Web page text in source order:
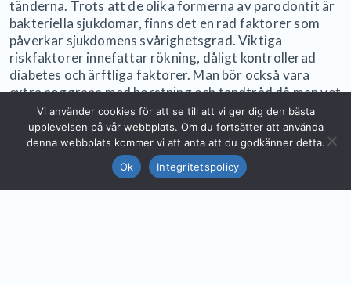
tänderna. Trots att de olika formerna av parodontit är
bakteriella sjukdomar, finns det en rad faktorer som
påverkar sjukdomens svårighetsgrad. Viktiga
riskfaktorer innefattar rökning, dåligt kontrollerad
diabetes och ärftliga faktorer. Man bör också vara
extra noggrann med borstning och tandtråd då man vet
att någon i familjen lider av parodontit. För att undvika
parodontit skall man dagligen borsta tänderna och
använda tandtråd. Endast borstning räcker inte
eftersom plack och tandsten bildas även mellan
tänderna. Munskölj kan inte heller avlägsna plack mellan
tänderna.
Vi använder cookies för att se till att vi ger dig den bästa
upplevelsen på vår webbplats. Om du fortsätter att använda
denna webbplats kommer vi att anta att du godkänner detta.
Ok
Integritetspolicy